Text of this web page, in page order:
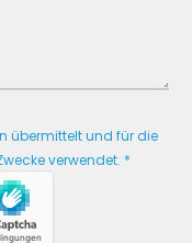
übermittelt und für die
verwendet. *